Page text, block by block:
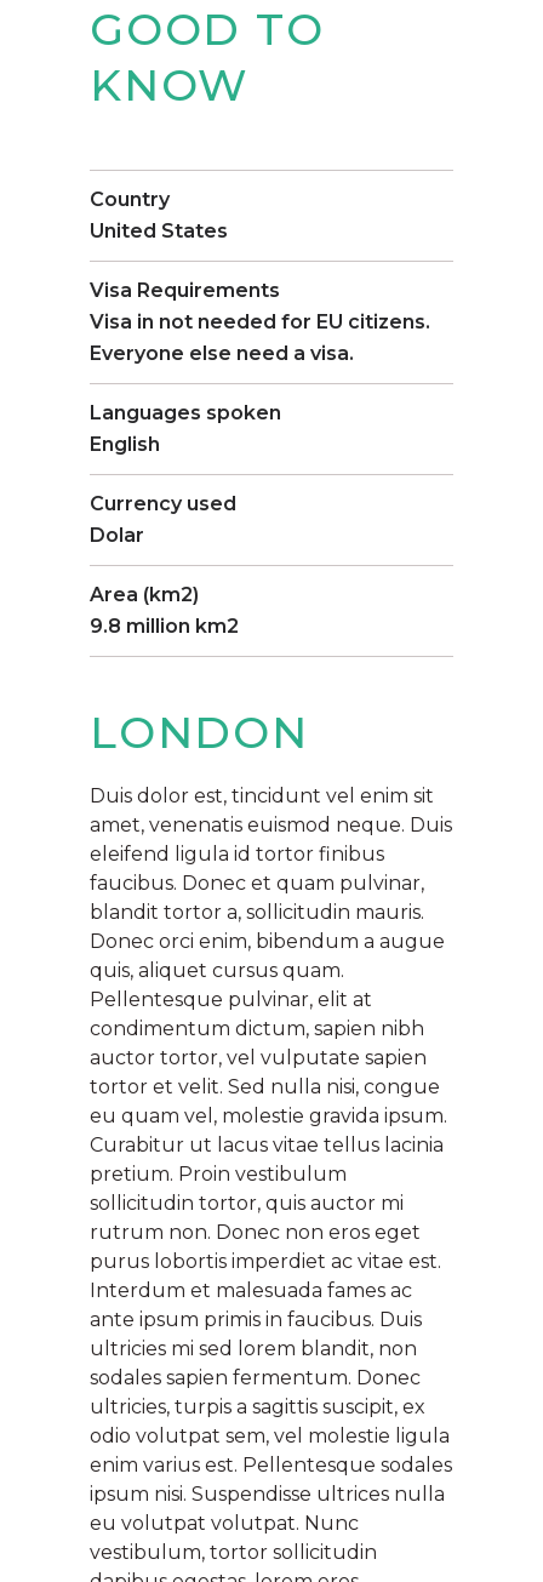
GOOD TO
KNOW
Country
United States
Visa Requirements
Visa in not needed for EU citizens.
Everyone else need a visa.
Languages spoken
English
Currency used
Dolar
Area (km2)
9.8 million km2
LONDON
Duis dolor est, tincidunt vel enim sit
amet, venenatis euismod neque. Duis
eleifend ligula id tortor finibus
faucibus. Donec et quam pulvinar,
blandit tortor a, sollicitudin mauris.
Donec orci enim, bibendum a augue
quis, aliquet cursus quam.
Pellentesque pulvinar, elit at
condimentum dictum, sapien nibh
auctor tortor, vel vulputate sapien
tortor et velit. Sed nulla nisi, congue
eu quam vel, molestie gravida ipsum.
Curabitur ut lacus vitae tellus lacinia
pretium. Proin vestibulum
sollicitudin tortor, quis auctor mi
rutrum non. Donec non eros eget
purus lobortis imperdiet ac vitae est.
Interdum et malesuada fames ac
ante ipsum primis in faucibus. Duis
ultricies mi sed lorem blandit, non
sodales sapien fermentum. Donec
ultricies, turpis a sagittis suscipit, ex
odio volutpat sem, vel molestie ligula
enim varius est. Pellentesque sodales
ipsum nisi. Suspendisse ultrices nulla
eu volutpat volutpat. Nunc
vestibulum, tortor sollicitudin